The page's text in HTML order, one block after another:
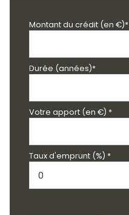
Montant du crédit (en €)*
Durée (années)*
Votre apport (en €) *
Taux d'emprunt (%) *